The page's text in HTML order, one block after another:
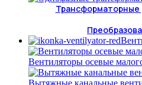
Трансформаторные
Вентиляторы осевые